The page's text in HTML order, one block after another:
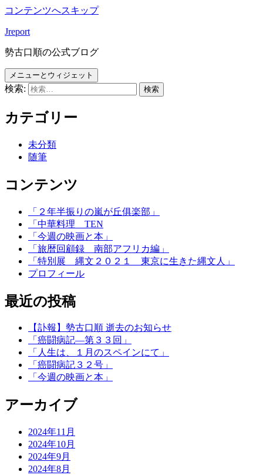
コンテンツへスキップ
Jreport
勢古口順の公式ブログ
メニューとウィジェット
検索:
カテゴリー
未分類
随筆
コンテンツ
「２年半振りの嵐が丘俱楽部」
「中華料理 TEN
「今週の映画と本」
「旅暦回顧録 南部アフリカ編」
「特別展 縄文２０２１ 東京に生きた縄文人」
プロフィール
最近の投稿
【訃報】勢古口順 逝去のお知らせ
「癌闘病記―第３３回」
「人生は、１月のスペインにて」
「癌闘病記３２号」
「今週の映画と本」
アーカイブ
2024年11月
2024年10月
2024年9月
2024年8月